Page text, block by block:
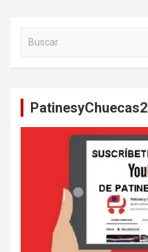
PatinesyChuecas2